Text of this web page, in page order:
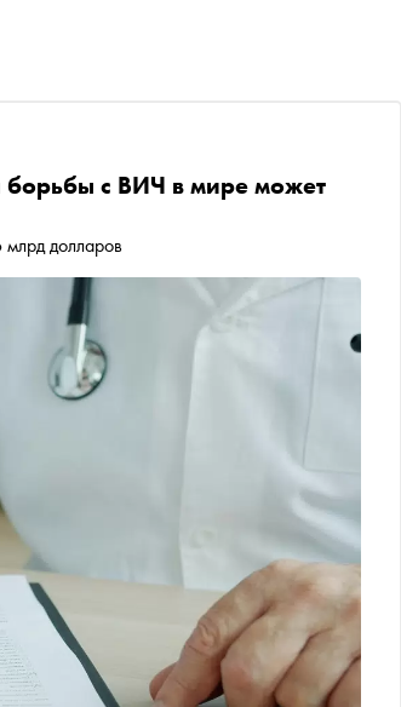
с ВИЧ в мире может
долларов